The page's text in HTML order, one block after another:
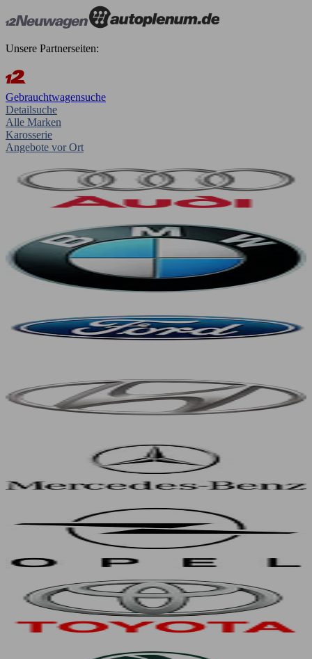
Unsere Partnerseiten:
Gebrauchtwagensuche
Detailsuche
Alle Marken
Karosserie
Angebote vor Ort